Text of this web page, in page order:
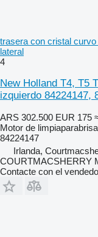
trasera con cristal curvo
lateral
4
New Holland T4, T5
izquierdo 84224147,
ARS 302.500 EUR 175
Motor de
84224147
Irlanda,
COURTMACSHERRY
Contacte con el